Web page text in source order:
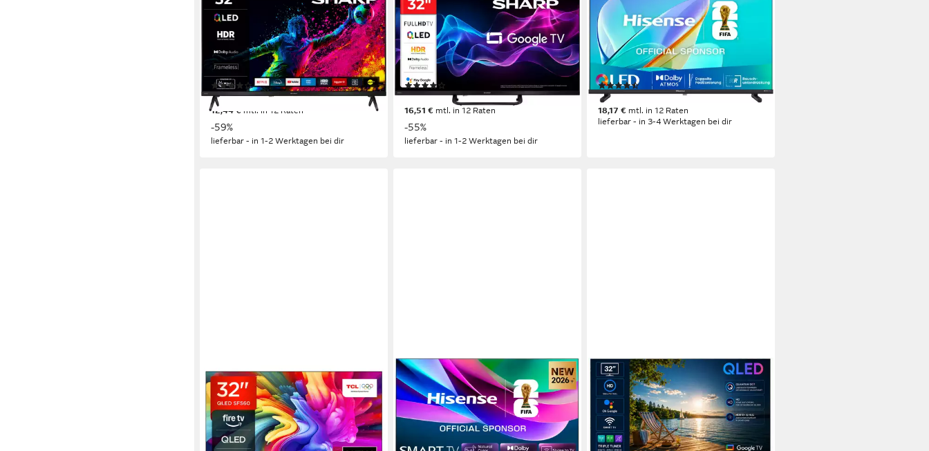
1T-C32HE3x QLED-Fernseher
80 cm/32 Zoll Diagonale
Bildschirmtechnologie
HD Auflösung
Produktdatenblatt
(19)
136,25 € UVP329,00 €
12,44 € mtl. in 12 Raten
-59%
lieferbar - in 1-2 Werktagen bei dir
2T-C32HF3x QLED-Fernseher
80 cm/32 Zoll Diagonale
QLED
Bildschirmtechnologie
Full HD
Auflösung
Produktdatenblatt
180,81 € UVP399,00 €
16,51 € mtl. in 12 Raten
-55%
lieferbar - in 1-2 Werktagen bei dir
32A5Q QLED-Fernseher
80 cm/32 Zoll
Diagonale
QLED Bildschirmtechnologie
Full HD
Auflösung
Produktdatenblatt
(9)
ab 199,00 €
18,17 € mtl. in 12 Raten
lieferbar - in 3-4 Werktagen bei dir
TCL
32SF560 QLED-Fernseher
80 cm/32 Zoll Diagonale
QLED Bildschirmtechnologie
Full HD Auflösung
Produktdatenblatt
HISENSE
32E4DS LED-Fernseher
80 cm/32 Zoll Diagonale
LED Bildschirmtechnologie
Auflösung
Produktdatenblatt
JTC-24
JTCSQ32H39330G QLED-
Fernseher
80 cm/32 Zoll Diagonale
QLED
Bildschirmtechnologie
HD ready Auflösung